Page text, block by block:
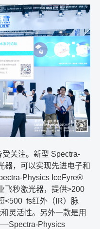
关注。新型 Spectra-
器，可以实现先进电子和
Physics IceFyre®
飞秒激光器，提供>200
<500 fs红外（ IR）脉
灵活性。另外一款是用
Physics